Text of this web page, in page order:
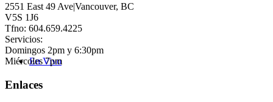
En Vivo
2551 East 49 Ave|Vancouver, BC
V5S 1J6
Tfno: 604.659.4225
Servicios:
Domingos 2pm y 6:30pm
Miércoles 7pm
Enlaces